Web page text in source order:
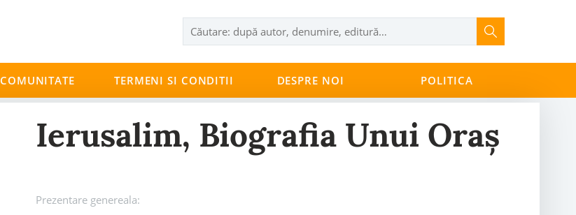
COMUNITATE TERMENI SI CONDITII DESPRE NOI POLITICA
Ierusalim, Biografia Unui Oraș
Prezentare genereala: